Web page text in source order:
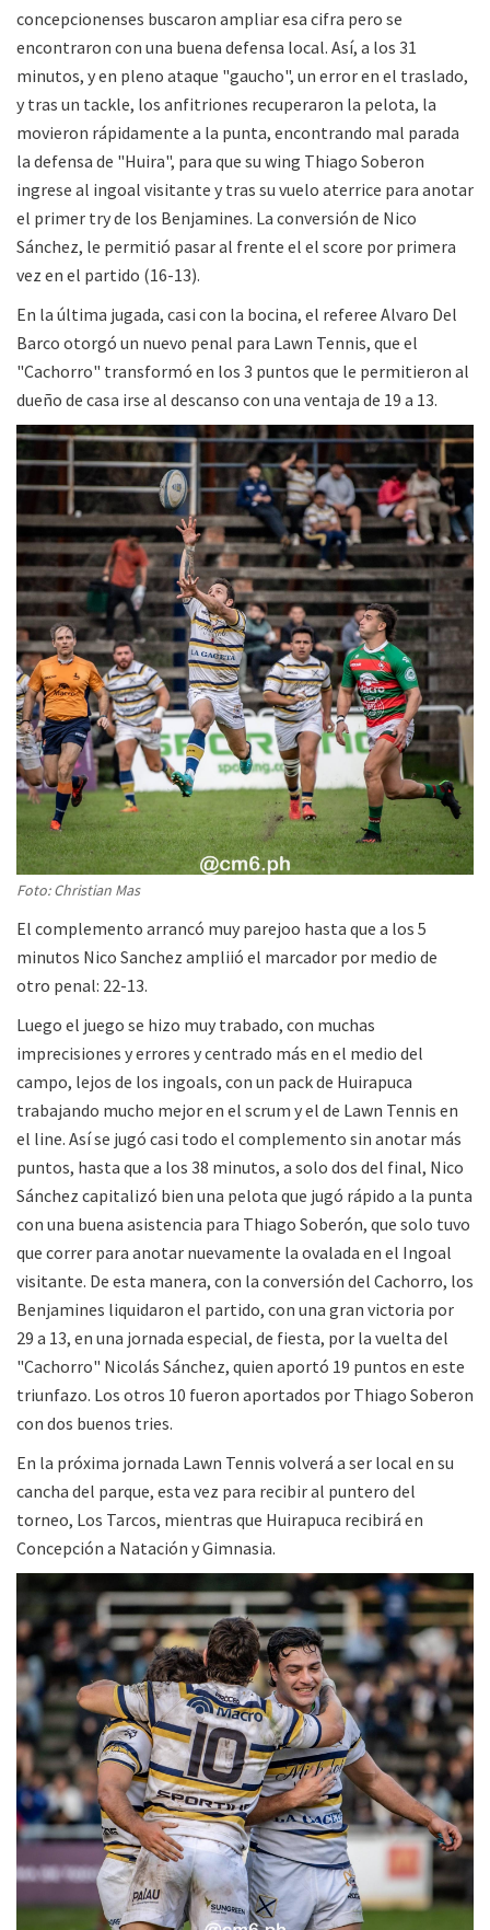
concepcionenses buscaron ampliar esa cifra pero se
encontraron con una buena defensa local. Así, a los 31
minutos, y en pleno ataque "gaucho", un error en el traslado,
y tras un tackle, los anfitriones recuperaron la pelota, la
movieron rápidamente a la punta, encontrando mal parada
la defensa de "Huira", para que su wing Thiago Soberon
ingrese al ingoal visitante y tras su vuelo aterrice para anotar
el primer try de los Benjamines. La conversión de Nico
Sánchez, le permitió pasar al frente el el score por primera
vez en el partido (16-13).
En la última jugada, casi con la bocina, el referee Alvaro Del
Barco otorgó un nuevo penal para Lawn Tennis, que el
"Cachorro" transformó en los 3 puntos que le permitieron al
dueño de casa irse al descanso con una ventaja de 19 a 13.
Foto: Christian Mas
El complemento arrancó muy parejoo hasta que a los 5
minutos Nico Sanchez ampliió el marcador por medio de
otro penal: 22-13.
Luego el juego se hizo muy trabado, con muchas
imprecisiones y errores y centrado más en el medio del
campo, lejos de los ingoals, con un pack de Huirapuca
trabajando mucho mejor en el scrum y el de Lawn Tennis en
el line. Así se jugó casi todo el complemento sin anotar más
puntos, hasta que a los 38 minutos, a solo dos del final, Nico
Sánchez capitalizó bien una pelota que jugó rápido a la punta
con una buena asistencia para Thiago Soberón, que solo tuvo
que correr para anotar nuevamente la ovalada en el Ingoal
visitante. De esta manera, con la conversión del Cachorro, los
Benjamines liquidaron el partido, con una gran victoria por
29 a 13, en una jornada especial, de fiesta, por la vuelta del
"Cachorro" Nicolás Sánchez, quien aportó 19 puntos en este
triunfazo. Los otros 10 fueron aportados por Thiago Soberon
con dos buenos tries.
En la próxima jornada Lawn Tennis volverá a ser local en su
cancha del parque, esta vez para recibir al puntero del
torneo, Los Tarcos, mientras que Huirapuca recibirá en
Concepción a Natación y Gimnasia.